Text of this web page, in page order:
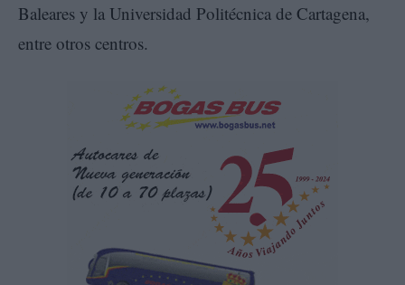
Baleares y la Universidad Politécnica de Cartagena,
entre otros centros.